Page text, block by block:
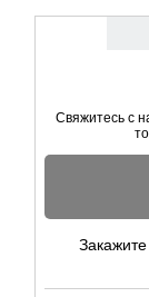
Свяжитесь с
Закажите